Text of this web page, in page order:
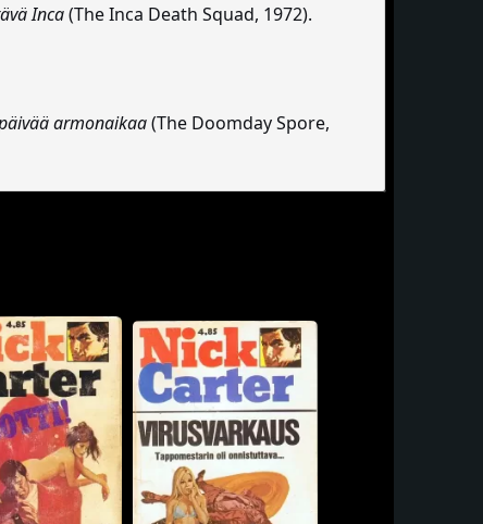
Inca(The Inca Death Squad, 1972).
armonaikaa(The Doomday Spore,